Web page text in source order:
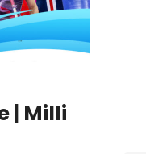
| Milli